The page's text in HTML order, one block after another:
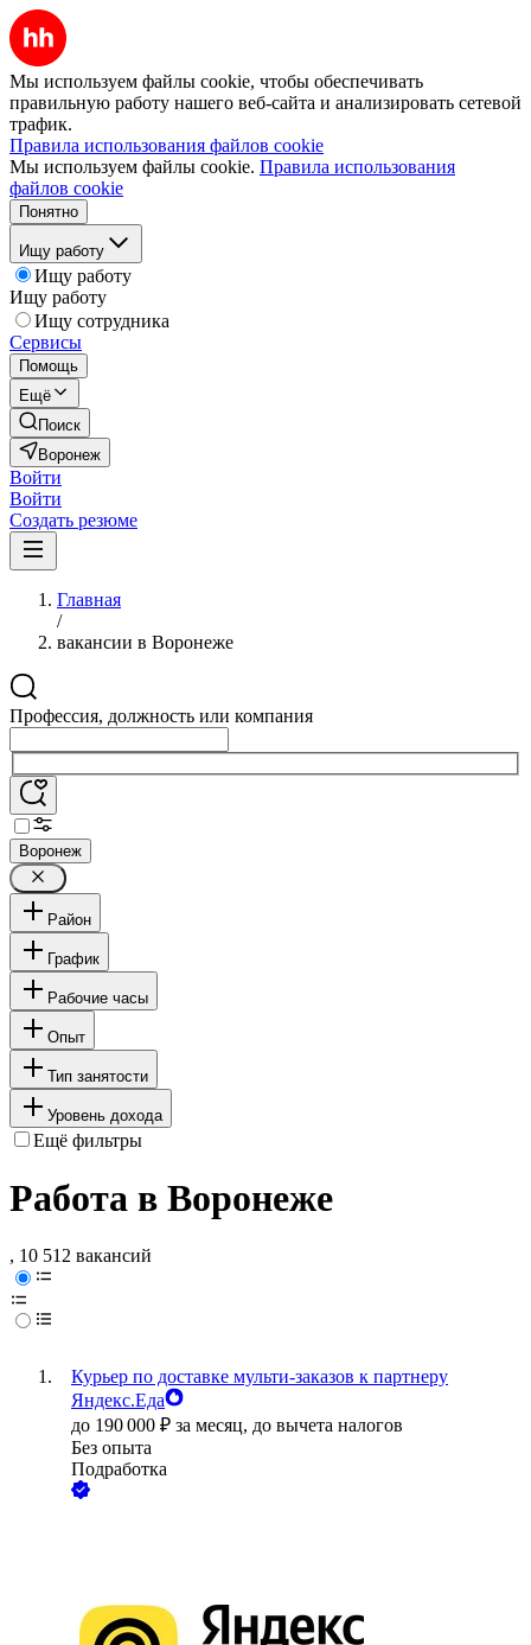
Мы используем файлы cookie, чтобы обеспечивать
правильную работу нашего веб-сайта и анализировать сетевой
трафик.
Правила использования файлов cookie
Мы используем файлы cookie. Правила использования
файлов cookie
Понятно
Ищу работу
Ищу работу
Ищу работу
Ищу сотрудника
Сервисы
Помощь
Ещё
Поиск
Воронеж
Войти
Войти
Создать резюме
Главная
/
вакансии в Воронеже
Профессия, должность или компания
Воронеж
Район
График
Рабочие часы
Опыт
Тип занятости
Уровень дохода
Ещё фильтры
Работа в Воронеже
, 10 512 вакансий
Курьер по доставке мульти-заказов к партнеру
Яндекс.Еда
до 190 000 ₽ за месяц, до вычета налогов
Без опыта
Подработка